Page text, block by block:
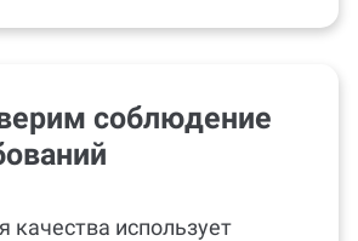
соблюдение
качества использует